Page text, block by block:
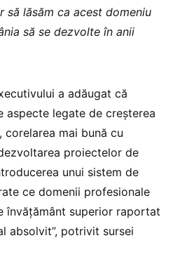
să lăsăm ca acest domeniu
să se dezvolte în anii
a adăugat că
aspecte legate de creșterea
mai bună cu
proiectelor de
unui sistem de
ce domenii profesionale
învățământ superior raportat
absolvit”, potrivit sursei